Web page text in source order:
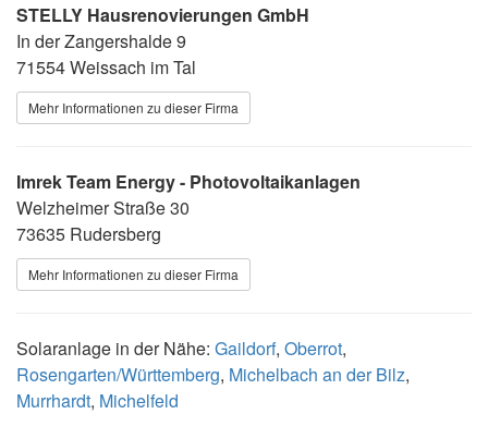
STELLY Hausrenovierungen GmbH
In der Zangershalde 9
71554 Weissach im Tal
Mehr Informationen zu dieser Firma
Imrek Team Energy - Photovoltaikanlagen
Welzheimer Straße 30
73635 Rudersberg
Mehr Informationen zu dieser Firma
Solaranlage in der Nähe: Gaildorf, Oberrot,
Rosengarten/Württemberg, Michelbach an der Bilz,
Murrhardt, Michelfeld